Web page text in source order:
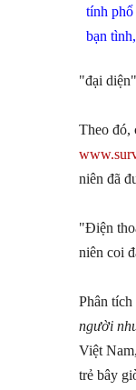
tính
bạn
"đại
Theo đó,
niên đã
"Điện
niên coi
Phân
người
Việt
trẻ bây